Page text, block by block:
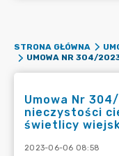
STRONA GŁÓWNA
Umowa Nr
nieczystości
świetlicy
2023-06-06 08:58